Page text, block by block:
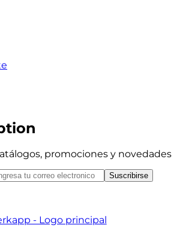
promociones y novedades
Suscribirse
- Logo principal